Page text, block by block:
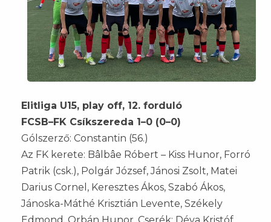
Elitliga U15, play off, 12. forduló
FCSB–FK Csíkszereda 1–0 (0–0)
Gólszerző: Constantin (56.)
Az FK kerete: Bâlbâe Róbert – Kiss Hunor, Forró
Patrik (csk.), Polgár József, Jánosi Zsolt, Matei
Darius Cornel, Keresztes Ákos, Szabó Ákos,
Jánoska-Máthé Krisztián Levente, Székely